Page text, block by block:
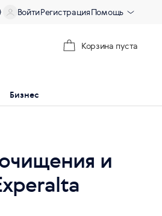
ВойтиРегистрацияПомощь
Корзина пуста
Бизнес
и